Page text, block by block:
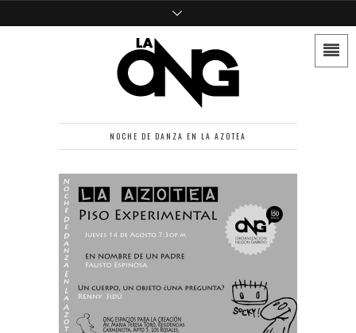
NOCHE DE DANZA EN LA AZOTEA